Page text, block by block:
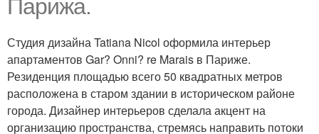
Парижа.
Студия дизайна Tatiana Nicol оформила интерьер
апартаментов Gar? Onni? re Marais в Париже.
Резиденция площадью всего 50 квадратных метров
расположена в старом здании в историческом районе
города. Дизайнер интерьеров сделала акцент на
организацию пространства, стремясь направить потоки